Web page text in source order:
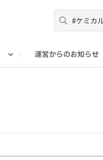
運営からのお知らせ